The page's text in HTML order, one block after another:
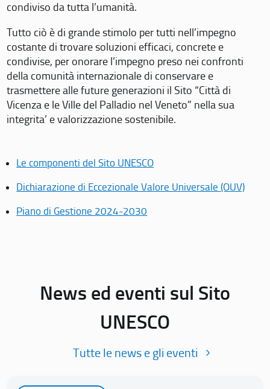
condiviso da tutta l’umanità.
Tutto ciò è di grande stimolo per tutti nell’impegno
costante di trovare soluzioni efficaci, concrete e
condivise, per onorare l’impegno preso nei confronti
della comunità internazionale di conservare e
trasmettere alle future generazioni il Sito “Città di
Vicenza e le Ville del Palladio nel Veneto” nella sua
integrita’ e valorizzazione sostenibile.
Le componenti del Sito UNESCO
Dichiarazione di Eccezionale Valore Universale (OUV)
Piano di Gestione 2024-2030
News ed eventi sul Sito
UNESCO
Tutte le news e gli eventi